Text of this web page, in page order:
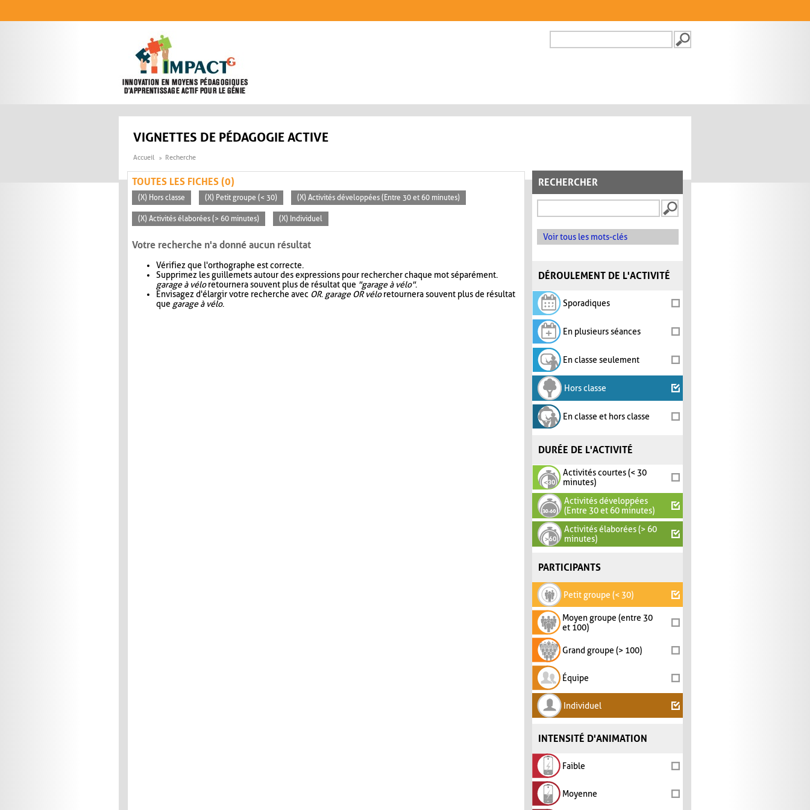
FORMULAIRE DE
VIGNETTES DE PÉDAGOGIE ACTIVE
Accueil Recherche
RECHERCHER
Voir tous les mots-clés
DÉROULEMENT DE L'ACTIVITÉ
Sporadiques
En plusieurs séances
En classe seulement
Hors classe
En classe et hors classe
DURÉE DE L'ACTIVITÉ
Activités courtes (< 30
minutes)
Activités développées
(Entre 30 et 60 minutes)
Activités élaborées (> 60
minutes)
PARTICIPANTS
Petit groupe (< 30)
Moyen groupe (entre 30
et 100)
Grand groupe (> 100)
Équipe
Individuel
INTENSITÉ D'ANIMATION
Faible
Moyenne
TOUTES LES FICHES (0)
(X) Hors classe (X) Petit groupe (< 30) (X) Activités développées (Entre 30 et 60 minutes)
(X) Activités élaborées (> 60 minutes) (X) Individuel
Votre recherche n'a donné aucun résultat
Vérifiez que l'orthographe est correcte.
Supprimez les guillemets autour des expressions pour rechercher chaque mot séparément.
garage à véloretournera souvent plus de résultat que "garage à vélo".
Envisagez d'élargir votre recherche avec OR. garage OR véloretournera souvent plus de résultat
que garage à vélo.